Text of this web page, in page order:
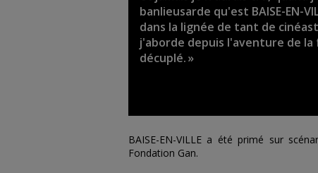
banlieusarde qu'est BAISE-EN-
dans la lignée de tant de
j'aborde depuis l'aventure de la
décuplé. »
BAISE-EN-VILLE a été primé sur
Fondation Gan.